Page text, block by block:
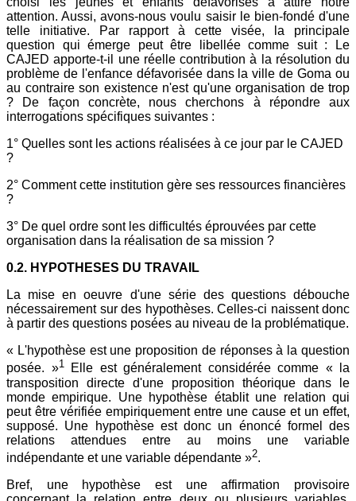
attention. Aussi, avons-nous voulu saisir le bien-fondé d'une
telle initiative. Par rapport à cette visée, la principale
question qui émerge peut être libellée comme suit : Le
CAJED apporte-t-il une réelle contribution à la résolution du
problème de l'enfance défavorisée dans la ville de Goma ou
au contraire son existence n'est qu'une organisation de trop
? De façon concrète, nous cherchons à répondre aux
interrogations spécifiques suivantes :
1° Quelles sont les actions réalisées à ce jour par le CAJED
?
2° Comment cette institution gère ses ressources financières
?
3° De quel ordre sont les difficultés éprouvées par cette
organisation dans la réalisation de sa mission ?
0.2. HYPOTHESES DU TRAVAIL
La mise en oeuvre d'une série des questions débouche
nécessairement sur des hypothèses. Celles-ci naissent donc
à partir des questions posées au niveau de la problématique.
« L'hypothèse est une proposition de réponses à la question
posée. »1Elle est généralement considérée comme « la
transposition directe d'une proposition théorique dans le
monde empirique. Une hypothèse établit une relation qui
peut être vérifiée empiriquement entre une cause et un effet,
supposé. Une hypothèse est donc un énoncé formel des
relations attendues entre au moins une variable
indépendante et une variable dépendante »2.
Bref, une hypothèse est une affirmation provisoire